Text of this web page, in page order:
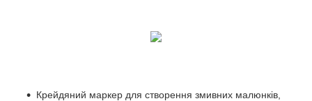
Крейдяний маркер для створення змивних малюнків,